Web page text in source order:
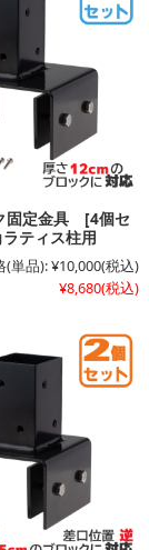
固定金具 [4個セ
ティス柱用
(単品):¥10,000(税込)
¥8,680(税込)